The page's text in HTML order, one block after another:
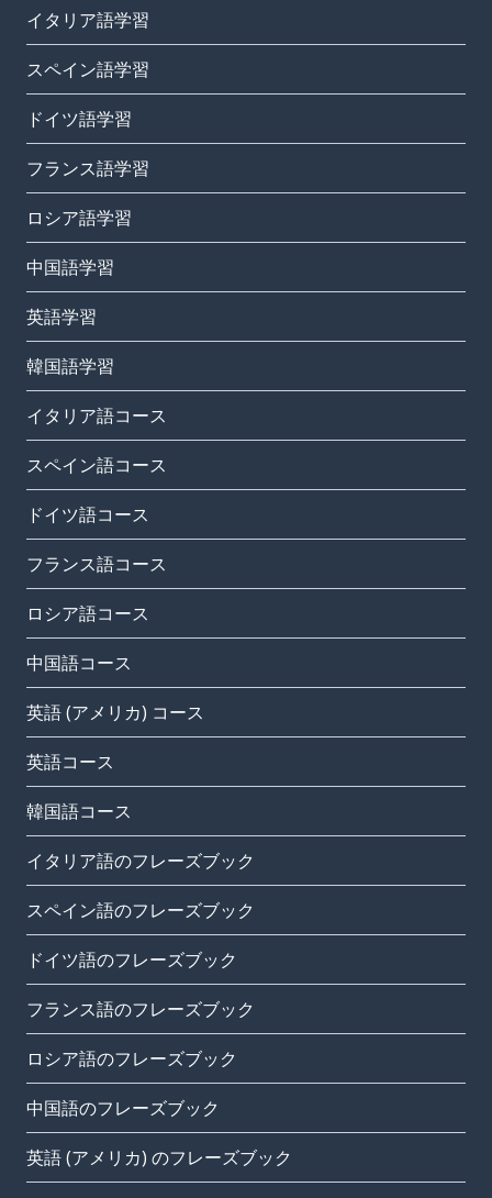
イタリア語学習
スペイン語学習
ドイツ語学習
フランス語学習
ロシア語学習
中国語学習
英語学習
韓国語学習
イタリア語コース
スペイン語コース
ドイツ語コース
フランス語コース
ロシア語コース
中国語コース
英語 (アメリカ) コース
英語コース
韓国語コース
イタリア語のフレーズブック
スペイン語のフレーズブック
ドイツ語のフレーズブック
フランス語のフレーズブック
ロシア語のフレーズブック
中国語のフレーズブック
英語 (アメリカ) のフレーズブック